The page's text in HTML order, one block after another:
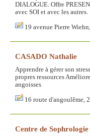
DIALOGUE. Offre
avec SOI et avec les autres.
19 avenue Pierre
CASADO Nathalie
Apprendre à gérer son
propres ressources
angoisses
16 route d'angoulême,
Centre de